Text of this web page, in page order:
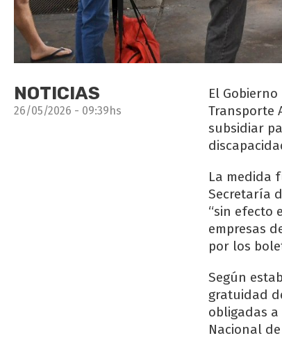
NOTICIAS
26/05/2026 - 09:39hs
El
Transporte
subsidiar
La medida
Secretaría
“sin efecto
empresas
por los
Según
gratuidad
obligadas
Nacional